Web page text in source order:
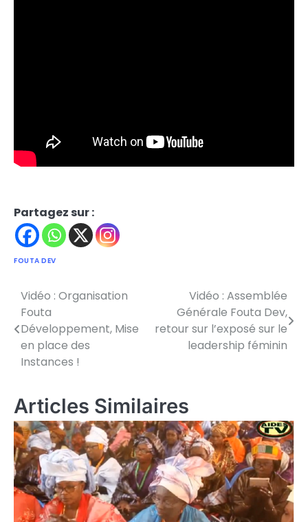
Partagez sur :
FOUTA DEV
Navigation
de
l’article
Vidéo : Organisation
Fouta
Développement, Mise
en place des
Instances !
Vidéo : Assemblée
Générale Fouta Dev,
retour sur l’exposé sur le
leadership féminin
Articles Similaires